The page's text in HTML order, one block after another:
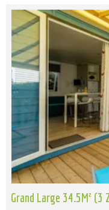
Grand Large 34.5M² (3